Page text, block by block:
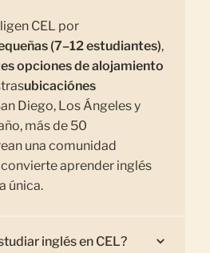
CEL por
(7–12 estudiantes),
opciones de alojamiento
ubicaciónes
Diego, Los Ángeles y
más de 50
una comunidad
aprender inglés
única.
inglés en CEL?